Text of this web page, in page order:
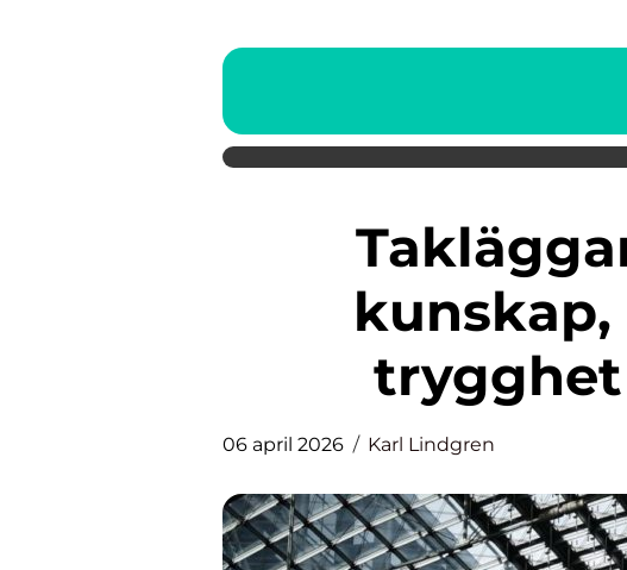
Takläggare linköping
06 april 2026 Karl Lindgren